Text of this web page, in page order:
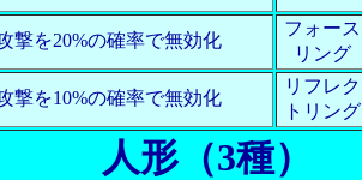
撃を20%の確率で無効化
フォース
リング
撃を10%の確率で無効化
リフレク
トリング
人形（3種）